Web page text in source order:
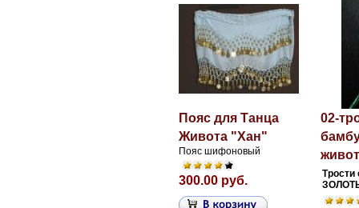
Пояс для Танца
Живота "Хан"
Пояс шифоновый
300.00 руб.
02-
Трости